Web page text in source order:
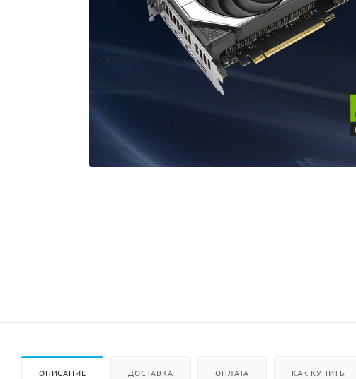
ОПИСАНИЕ ДОСТАВКА ОПЛАТА КАК КУПИТЬ